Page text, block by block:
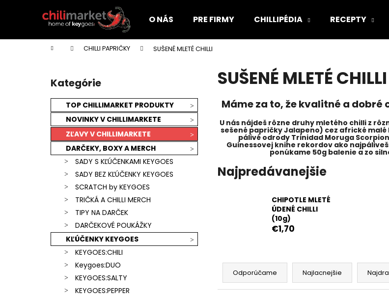
O NÁS PRE FIRMY CHILLIPÉDIA RECEPTY
Domov CHILLI PAPRIČKY SUŠENÉ MLETÉ CHILLI
Preskočiť
kategórie
Kategórie
TOP CHILLIMARKET PRODUKTY
NOVINKY V CHILLIMARKETE
ZĽAVY V CHILLIMARKETE
DARČEKY, BOXY A MERCH
SADY S KĽÚČENKAMI KEYGOES
SADY BEZ KĽÚČENKY KEYGOES
SCRATCH by KEYGOES
TRIČKÁ A CHILLI MERCH
TIPY NA DARČEK
DARČEKOVÉ POUKÁŽKY
KĽÚČENKY KEYGOES
KEYGOES:CHILI
Keygoes:DUO
KEYGOES:SALTY
KEYGOES:PEPPER
SUŠENÉ MLETÉ CHILLI
Máme za to, žekvalitné a dobré
U nás nájdeš rôzne druhy mletého chilli z
sešené papričky Jalapeno) cez africké malé
pálivé odrody Trinidad Moruga
Guinessovej knihe rekordov ako
ponúkame 50g balenie a zo
Najpredávanejšie
CHIPOTLE MLETÉ
ÚDENÉ CHILLI
(10g)
€1,70
R
d
Odporúčame Najlacnejšie
í
Späť
do
Späť
do
Odporúčame
KEYGOES:CHILI ULTRA PÁLIVÉ (MORUGA
SCORPION & CAROLINA REAPER)
€15,90